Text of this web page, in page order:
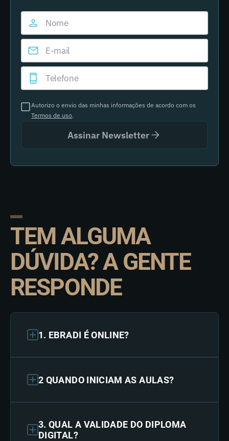
Autorizo o envio das minhas informações de acordo com os
Termos de uso.
Assinar Newsletter
TEM ALGUMA
DÚVIDA? A GENTE
RESPONDE
1. EBRADI É ONLINE?
2 QUANDO INICIAM AS AULAS?
3. QUAL A VALIDADE DO DIPLOMA
DIGITAL?